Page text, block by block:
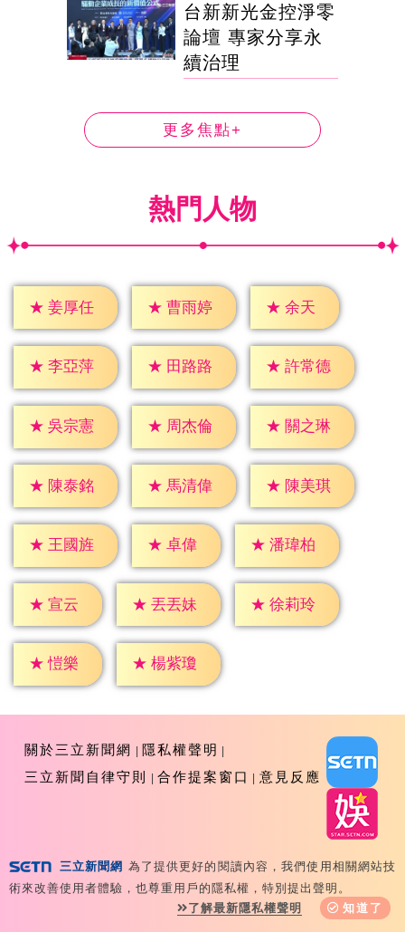
台新新光金控淨零
論壇 專家分享永
續治理
更多焦點+
熱門人物
★ 姜厚任 ★ 曹雨婷 ★ 余天
★ 李亞萍 ★ 田路路 ★ 許常德
★ 吳宗憲 ★ 周杰倫 ★ 關之琳
★ 陳泰銘 ★ 馬清偉 ★ 陳美琪
★ 王國旌 ★ 卓偉 ★ 潘瑋柏
★ 宣云 ★ 丟丟妹 ★ 徐莉玲
★ 愷樂 ★ 楊紫瓊
關於三立新聞網
隱私權聲明
三立新聞自律守則
合作提案窗口 意見反應
Copyright ©2026 Sanlih E-Television All Rights
Reserved 版權所有 盜用必究 台北市內湖區舊宗路一段159
號 02-8792-8888
三立新聞網 為了提供更好的閱讀內容，我們使用相關網站技
術來改善使用者體驗，也尊重用戶的隱私權，特別提出聲明。
了解最新隱私權聲明
知道了